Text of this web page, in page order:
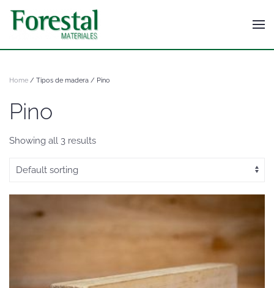
Home / Tipos de madera / Pino
Pino
Showing all 3 results